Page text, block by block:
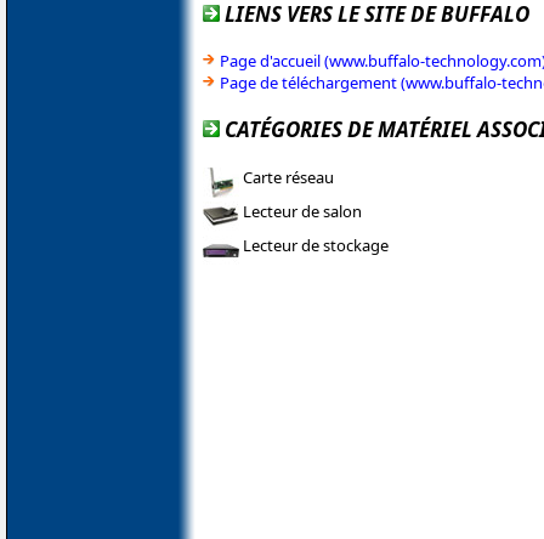
LIENS VERS LE SITE DE BUFFALO
Page d'accueil (www.buffalo-
Page de téléchargement (www.buffalo-
CATÉGORIES DE MATÉRIEL
Carte réseau
Lecteur de salon
Lecteur de stockage